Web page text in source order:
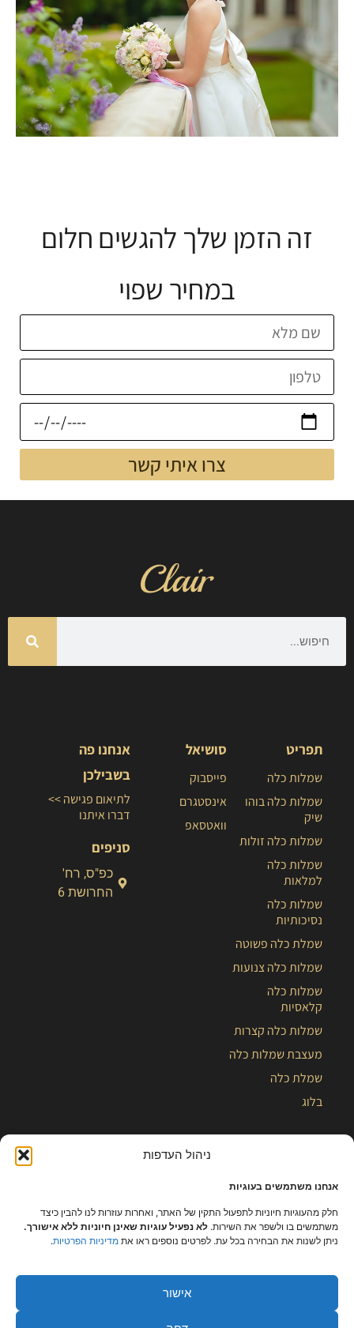
ניהול העדפות
אנחנו משתמשים בעוגיות
חלק מהעוגיות חיוניות לתפעול התקין של האתר, ואחרות עוזרות לנו להבין כיצד
משתמשים בו ולשפר את השירות. לא נפעיל עוגיות שאינן חיוניות ללא אישורך.
ניתן לשנות את הבחירה בכל עת. לפרטים נוספים ראו את מדיניות הפרטיות.
אישור
זה הזמן שלך להגשים חלום
במחיר שפוי
צרו איתי קשר
תפריט
שמלות כלה
שמלות כלה בוהו
שיק
שמלות כלה זולות
שמלות כלה
למלאות
שמלות כלה
נסיכותיות
שמלת כלה פשוטה
שמלות כלה צנועות
שמלות כלה
קלאסיות
שמלות כלה קצרות
מעצבת שמלות כלה
שמלת כלה
בלוג
סושיאל
פייסבוק
אינסטגרם
וואטסאפ
אנחנו פה
בשבילכן
לתיאום פגישה >>
דברו איתנו
סניפים
כפ"ס, רח'
החרושת 6
כל הזכויות שמורות – קלייר |
תקנון ומידניות